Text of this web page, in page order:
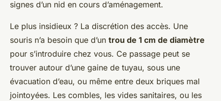
signes d’un nid en cours d’aménagement.
Le plus insidieux ? La discrétion des accès. Une
souris n’a besoin que d’un trou de 1 cm de diamètre
pour s’introduire chez vous. Ce passage peut se
trouver autour d’une gaine de tuyau, sous une
évacuation d’eau, ou même entre deux briques mal
jointoyées. Les combles, les vides sanitaires, ou les